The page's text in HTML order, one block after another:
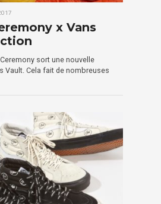
x Vans
sort une nouvelle
Vault. Cela fait de nombreuses